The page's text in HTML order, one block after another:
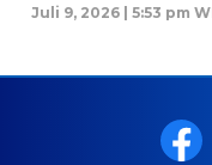
Juli 9, 2026 | 5:53 pm